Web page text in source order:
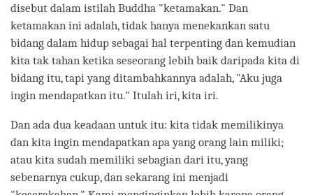
disebut dalam istilah Buddha "ketamakan." Dan
ketamakan ini adalah, tidak hanya menekankan satu
bidang dalam hidup sebagai hal terpenting dan kemudian
kita tak tahan ketika seseorang lebih baik daripada kita di
bidang itu, tapi yang ditambahkannya adalah, "Aku juga
ingin mendapatkan itu." Itulah iri, kita iri.
Dan ada dua keadaan untuk itu: kita tidak memilikinya
dan kita ingin mendapatkan apa yang orang lain miliki;
atau kita sudah memiliki sebagian dari itu, yang
sebenarnya cukup, dan sekarang ini menjadi